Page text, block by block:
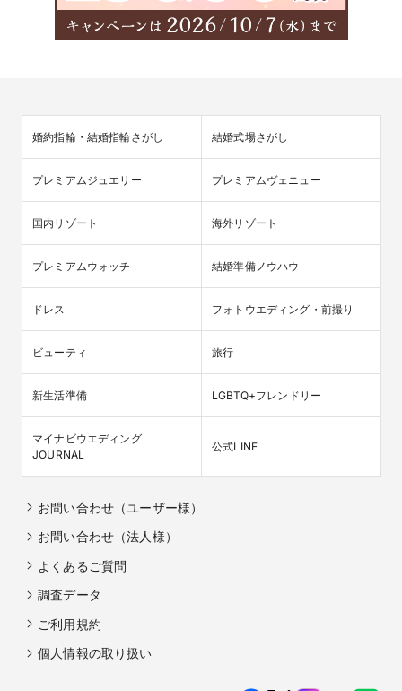
婚約指輪・結婚指輪さがし 結婚式場さがし
プレミアムジュエリー プレミアムヴェニュー
国内リゾート 海外リゾート
プレミアムウォッチ 結婚準備ノウハウ
ドレス フォトウエディング・前撮り
ビューティ 旅行
新生活準備 LGBTQ+フレンドリー
マイナビウエディング
JOURNAL
公式LINE
お問い合わせ（ユーザー様）
お問い合わせ（法人様）
よくあるご質問
調査データ
ご利用規約
個人情報の取り扱い